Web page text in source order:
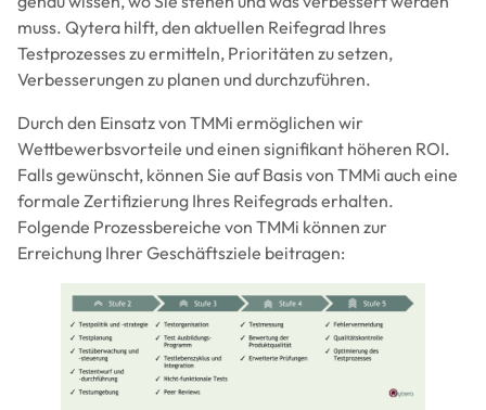
muss. Qytera hilft, den aktuellen Reifegrad Ihres
Testprozesses zu ermitteln, Prioritäten zu setzen,
Verbesserungen zu planen und durchzuführen.
Durch den Einsatz von TMMi ermöglichen wir
Wettbewerbsvorteile und einen signifikant höheren ROI.
Falls gewünscht, können Sie auf Basis von TMMi auch eine
formale Zertifizierung Ihres Reifegrads erhalten.
Folgende Prozessbereiche von TMMi können zur
Erreichung Ihrer Geschäftsziele beitragen:
Image